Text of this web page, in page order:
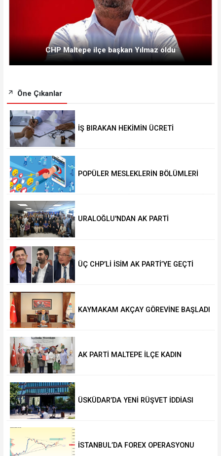
CHP Maltepe ilçe başkan Yılmaz oldu
Öne Çıkanlar
İŞ BIRAKAN HEKİMİN ÜCRETİ
POPÜLER MESLEKLERİN BÖLÜMLERİ
URALOĞLU'NDAN AK PARTİ
ÜÇ CHP’Lİ İSİM AK PARTİ’YE GEÇTİ
KAYMAKAM AKÇAY GÖREVİNE BAŞLADI
AK PARTİ MALTEPE İLÇE KADIN
ÜSKÜDAR’DA YENİ RÜŞVET İDDİASI
İSTANBUL’DA FOREX OPERASYONU